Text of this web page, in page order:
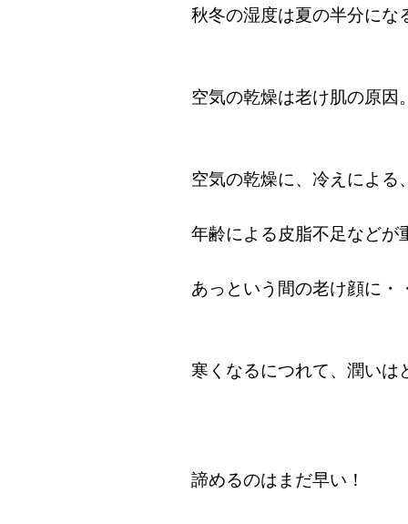
秋冬の湿度は夏の半分にな
空気の乾燥は老け肌の原因
空気の乾燥に、冷えによる
年齢による皮脂不足などが
あっという間の老け顔に・
寒くなるにつれて、潤いは
諦めるのはまだ早い！